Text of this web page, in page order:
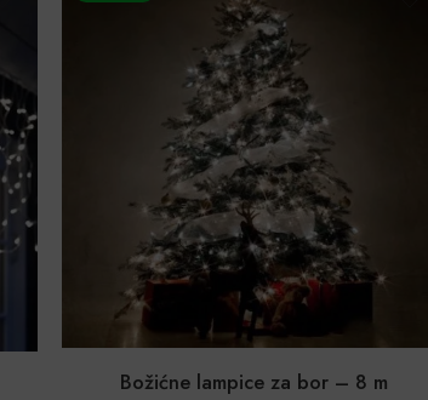
Božićne lampice za bor – 8 m